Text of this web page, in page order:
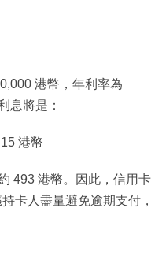
港幣，年利率為
息將是：
港幣
493 港幣。因此，信用卡
卡人盡量避免逾期支付，